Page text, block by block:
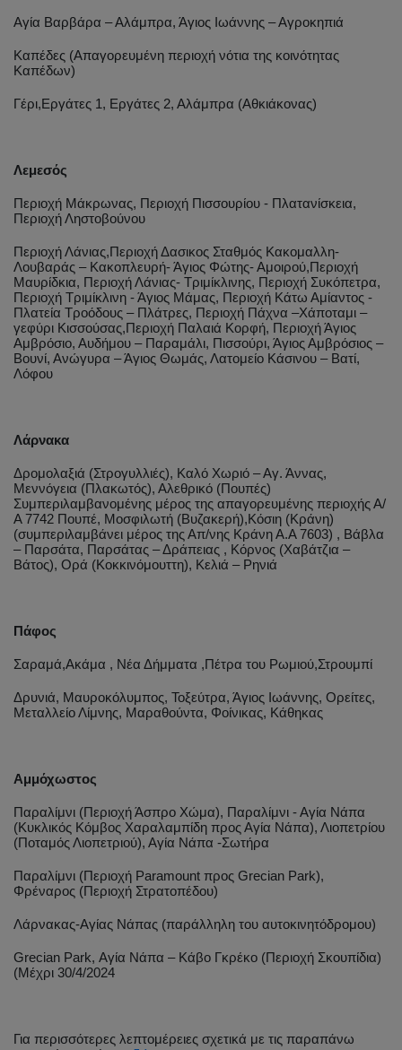
Αγία Βαρβάρα – Αλάμπρα, Άγιος Ιωάννης – Αγροκηπιά
Καπέδες (Απαγορευμένη περιοχή νότια της κοινότητας
Καπέδων)
Γέρι,Εργάτες 1, Εργάτες 2, Αλάμπρα (Αθκιάκονας)
Λεμεσός
Περιοχή Μάκρωνας, Περιοχή Πισσουρίου - Πλατανίσκεια,
Περιοχή Ληστοβούνου
Περιοχή Λάνιας,Περιοχή Δασικος Σταθμός Κακομαλλη-
Λουβαράς – Κακοπλευρή- Άγιος Φώτης- Αμοιρού,Περιοχή
Μαυρίδκια, Περιοχή Λάνιας- Τριμίκλινης, Περιοχή Συκόπετρα,
Περιοχή Τριμίκλινη - Άγιος Μάμας, Περιοχή Κάτω Αμίαντος -
Πλατεία Τροόδους – Πλάτρες, Περιοχή Πάχνα –Χάποταμι –
γεφύρι Κισσούσας,Περιοχή Παλαιά Κορφή, Περιοχή Άγιος
Αμβρόσιο, Αυδήμου – Παραμάλι, Πισσούρι, Άγιος Αμβρόσιος –
Βουνί, Ανώγυρα – Άγιος Θωμάς, Λατομείο Κάσινου – Βατί,
Λόφου
Λάρνακα
Δρομολαξιά (Στρογυλλιές), Καλό Χωριό – Αγ. Άννας,
Μεννόγεια (Πλακωτός), Αλεθρικό (Πουπές)
Συμπεριλαμβανομένης μέρος της απαγορευμένης περιοχής Α/
Α 7742 Πουπέ, Μοσφιλωτή (Βυζακερή),Κόσιη (Κράνη)
(συμπεριλαμβάνει μέρος της Απ/νης Κράνη Α.Α 7603) , Βάβλα
– Παρσάτα, Παρσάτας – Δράπειας , Κόρνος (Χαβάτζια –
Βάτος), Ορά (Κοκκινόμουττη), Κελιά – Ρηνιά
Πάφος
Σαραμά,Ακάμα , Νέα Δήμματα ,Πέτρα του Ρωμιού,Στρουμπί
Δρυνιά, Μαυροκόλυμπος, Τοξεύτρα, Άγιος Ιωάννης, Ορείτες,
Μεταλλείο Λίμνης, Μαραθούντα, Φοίνικας, Κάθηκας
Αμμόχωστος
Παραλίμνι (Περιοχή Άσπρο Χώμα), Παραλίμνι - Αγία Νάπα
(Κυκλικός Κόμβος Χαραλαμπίδη προς Αγία Νάπα), Λιοπετρίου
(Ποταμός Λιοπετριού), Αγία Νάπα -Σωτήρα
Παραλίμνι (Περιοχή Paramount προς Grecian Park),
Φρέναρος (Περιοχή Στρατοπέδου)
Λάρνακας-Αγίας Νάπας (παράλληλη του αυτοκινητόδρομου)
Grecian Park, Αγία Νάπα – Κάβο Γκρέκο (Περιοχή Σκουπίδια)
(Μέχρι 30/4/2024
Για περισσότερες λεπτομέρειες σχετικά με τις παραπάνω